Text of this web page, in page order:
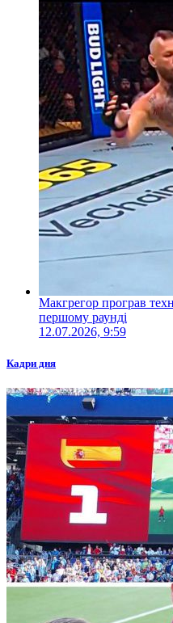
Макгрегор програв
першому раунді
12.07.2026, 9:59
Кадри дня